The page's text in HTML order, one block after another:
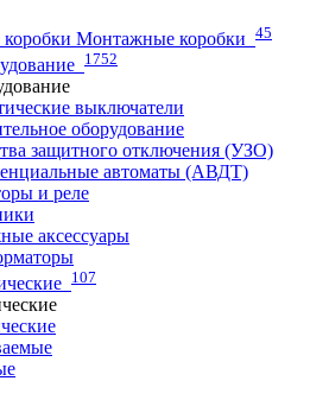
Монтажные коробки 45
1752
выключатели
оборудование
защитного отключения (УЗО)
автоматы (АВДТ)
и реле
аксессуары
107